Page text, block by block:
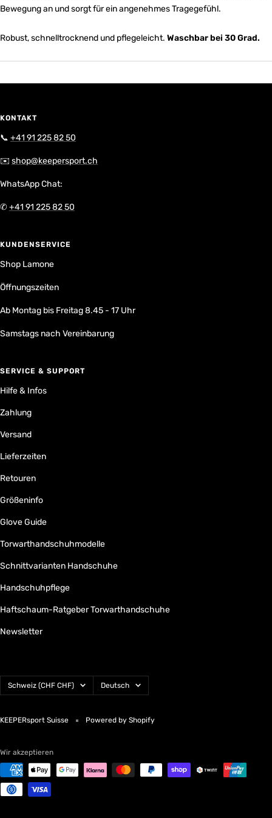
Bewegung an und sorgt für ein angenehmes Tragegefühl.
Robust, schnelltrocknend und pflegeleicht. Waschbar bei 30 Grad.
KONTAKT
📞 +41 91 225 82 50
✉️ shop@keepersport.ch
WhatsApp Chat:
✆+41 91 225 82 50
KUNDENSERVICE
Shop Lamone
Öffnungszeiten
Ab Montag bis Freitag 8.45 - 17 Uhr
Samstags nach Vereinbarung
SERVICE & SUPPORT
Hilfe & Infos
Zahlung
Versand
Lieferzeiten
Retouren
Größeninfo
Glove Guide
Torwarthandschuhmodelle
Schnittvarianten Handschuhe
Handschuhpflege
Haftschaum-Ratgeber Torwarthandschuhe
Newsletter
Land/Region
Schweiz (CHF CHF) Sprache
Deutsch
KEEPERsport Suisse Powered by Shopify
Wir akzeptieren